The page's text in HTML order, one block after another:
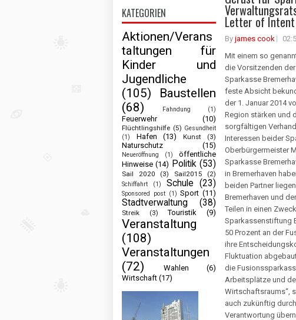
KATEGORIEN
Aktionen/Verans
taltungen für
Kinder und
Jugendliche
(105)
Baustellen
(68)
Fahndung (1)
Feuerwehr (10)
Flüchtlingshilfe (5) Gesundheit
(1)
Hafen (13) Kunst (3)
Naturschutz (15)
Neueröffnung (1)
öffentliche
Hinweise (14) Politik (53)
Sail 2020 (3) Sail2015 (2)
Schiffahrt (1) Schule (23)
Sponsored post (1) Sport (11)
Stadtverwaltung (38)
Streik (3) Touristik (9)
Veranstaltung
(108)
Veranstaltungen
(72)
Wahlen
(6)
Wirtschaft (17)
Letter of Intent
By james cook
Mit einem so
die Vorsitzenden
Sparkasse
feste Absicht
der 1. Januar 2014
Region stärken und
sorgfältigen
Interessen beider
Oberbürgermeister
Sparkasse
in Bremerhaven
beiden Partner
Bremerhaven und
Teilen in einen
Sparkassenstiftung
50 Prozent an der
ihre
Fluktuation
die
Arbeitsplätze und
Wirtschaftsraums“,
auch zukünftig
Verantwortung